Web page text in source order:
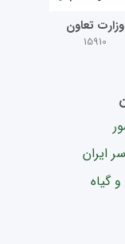
وزارت تعاون
15910
ایران
گیاه